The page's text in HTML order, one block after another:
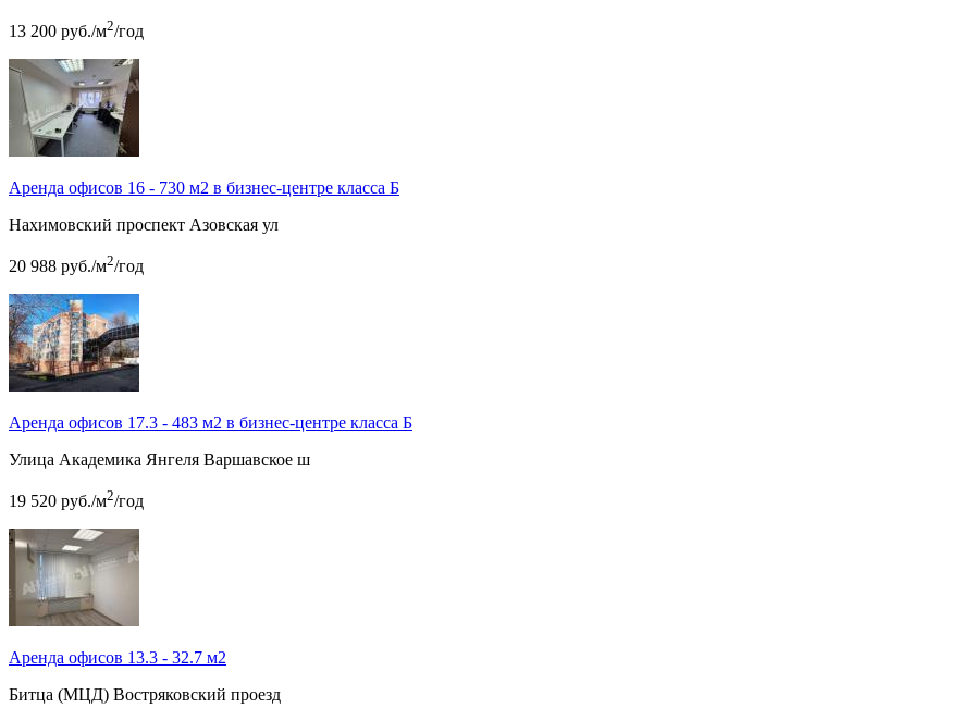
13 200 руб./м2/год
Аренда офисов 16 - 730 м2 в бизнес-центре класса Б
Нахимовский проспект Азовская ул
20 988 руб./м2/год
Аренда офисов 17.3 - 483 м2 в бизнес-центре класса Б
Улица Академика Янгеля Варшавское ш
19 520 руб./м2/год
Аренда офисов 13.3 - 32.7 м2
Битца (МЦД) Востряковский проезд